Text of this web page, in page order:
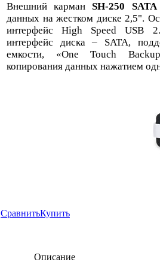
Внешний карманSH-250 SATA
данных на жестком диске 2,5".
интерфейс High Speed USB
интерфейс диска – SATA,
емкости, «One Touch
копирования данных нажатием
СравнитьКупить
Описание